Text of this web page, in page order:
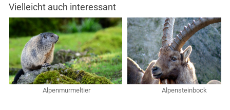
Vielleicht auch interessant
Alpenmurmeltier Alpensteinbock